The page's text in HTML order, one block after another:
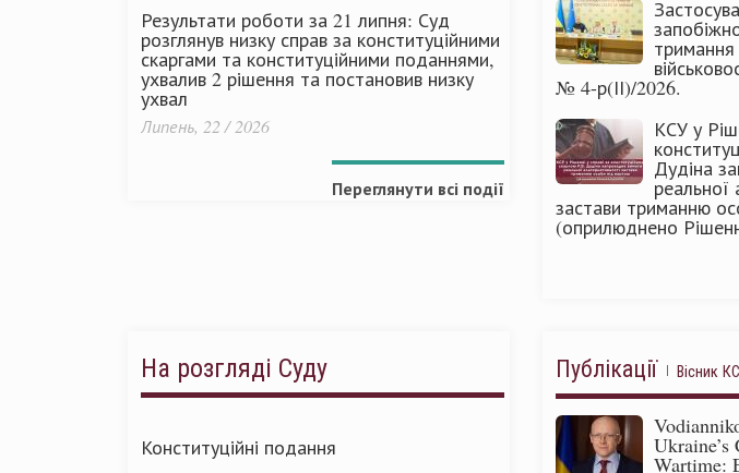
Результати роботи за 21 липня: Суд
розглянув низку справ за конституційними
скаргами та конституційними поданнями,
ухвалив 2 рішення та постановив низку
ухвал
Липень, 22 / 2026
Переглянути всі події
№ 4-р(ІІ)/2026.
КСУ у
Дудіна
реальної
застави триманню
(оприлюднено
На розгляді Суду
Конституційні подання
Публікації Вісник
Wartime: